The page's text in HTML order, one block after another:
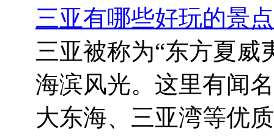
三亚有哪些好玩的景
三亚被称为“东方夏威
海滨风光。这里有闻
大东海、三亚湾等优